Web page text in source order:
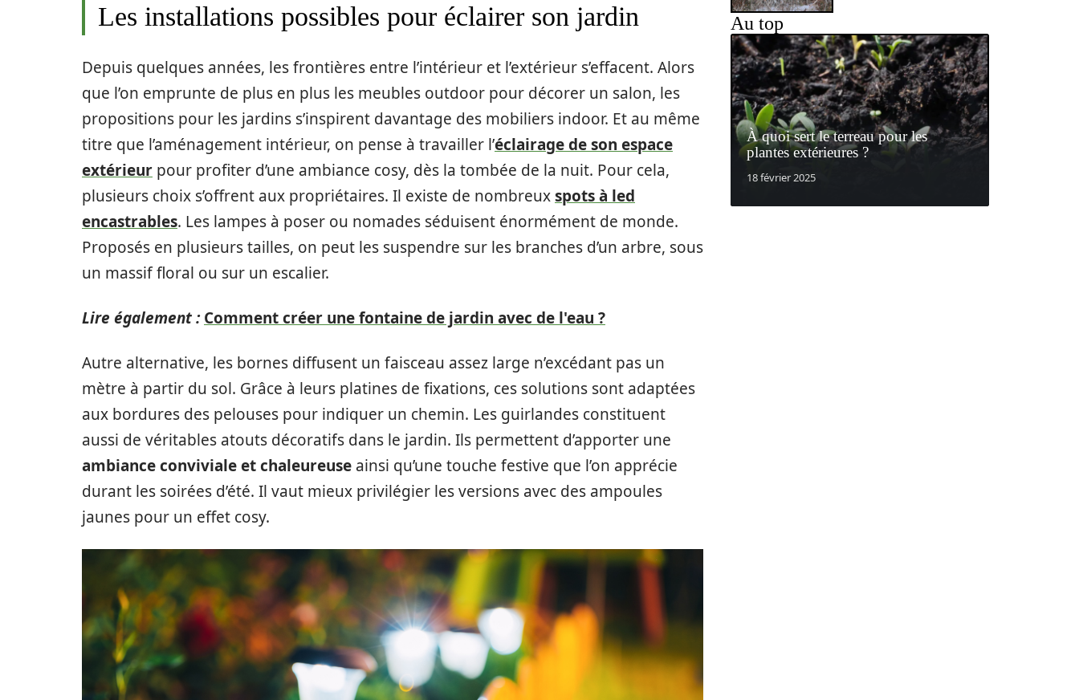
Les installations possibles pour éclairer son jardin
Depuis quelques années, les frontières entre l’intérieur et l’extérieur s’effacent. Alors
que l’on emprunte de plus en plus les meubles outdoor pour décorer un salon, les
propositions pour les jardins s’inspirent davantage des mobiliers indoor. Et au même
titre que l’aménagement intérieur, on pense à travailler l’éclairage de son espace
extérieur pour profiter d’une ambiance cosy, dès la tombée de la nuit. Pour cela,
plusieurs choix s’offrent aux propriétaires. Il existe de nombreuxspots à led
encastrables. Les lampes à poser ou nomades séduisent énormément de monde.
Proposés en plusieurs tailles, on peut les suspendre sur les branches d’un arbre, sous
un massif floral ou sur un escalier.
Lire également : Comment créer une fontaine de jardin avec de l'eau ?
Autre alternative, les bornes diffusent un faisceau assez large n’excédant pas un
mètre à partir du sol. Grâce à leurs platines de fixations, ces solutions sont adaptées
aux bordures des pelouses pour indiquer un chemin. Les guirlandes constituent
aussi de véritables atouts décoratifs dans le jardin. Ils permettent d’apporter une
ambiance conviviale et chaleureuse ainsi qu’une touche festive que l’on apprécie
durant les soirées d’été. Il vaut mieux privilégier les versions avec des ampoules
jaunes pour un effet cosy.
Au top
À quoi sert le terreau pour les
plantes extérieures ?
18 février 2025